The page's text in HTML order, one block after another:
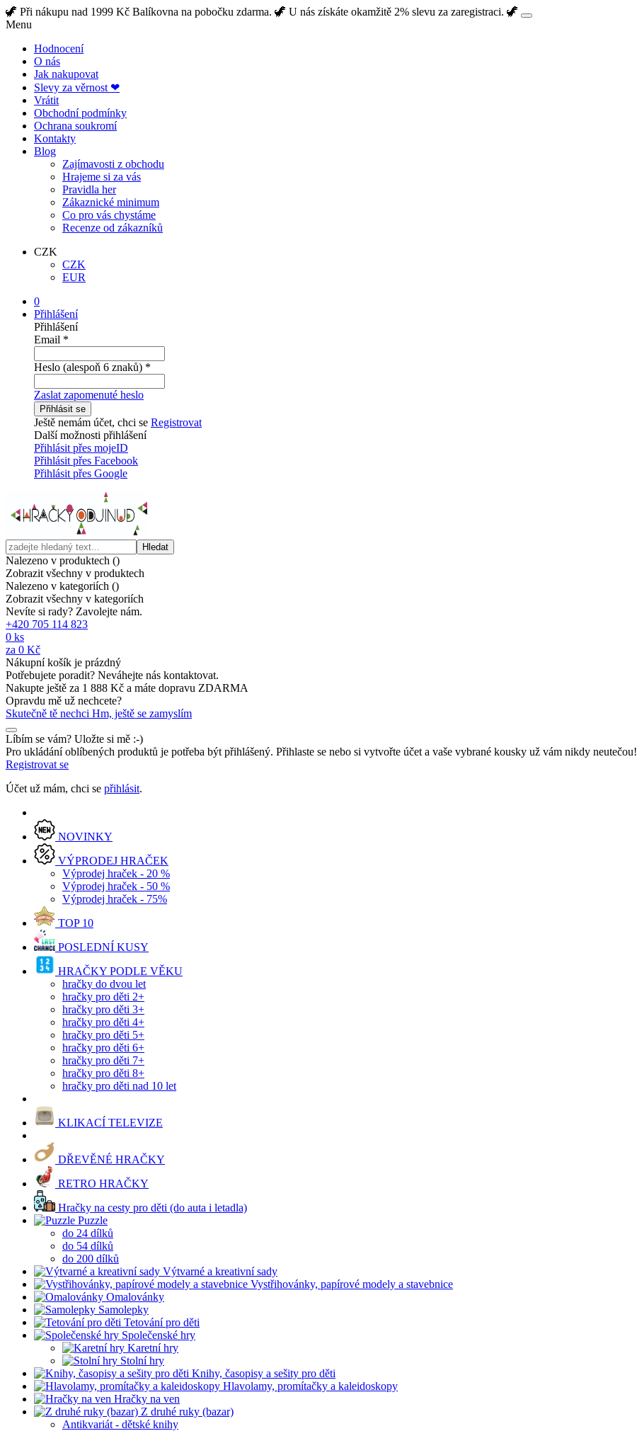
🦖 Při nákupu nad 1999 Kč Balíkovna na pobočku zdarma. 🦖 U nás získáte okamžitě 2% slevu za zaregistraci. 🦖
Menu
Hodnocení
O nás
Jak nakupovat
Slevy za věrnost ❤
Vrátit
Obchodní podmínky
Ochrana soukromí
Kontakty
Blog
Zajímavosti z obchodu
Hrajeme si za vás
Pravidla her
Zákaznické minimum
Co pro vás chystáme
Recenze od zákazníků
CZK
CZK
EUR
0
Přihlášení
Přihlášení
Email *
Heslo (alespoň 6 znaků) *
Zaslat zapomenuté heslo
Přihlásit se
Ještě nemám účet, chci se Registrovat
Další možnosti přihlášení
Přihlásit přes mojeID
Přihlásit přes Facebook
Přihlásit přes Google
Hledat
Nalezeno v produktech ()
Zobrazit všechny v produktech
Nalezeno v kategoriích ()
Zobrazit všechny v kategoriích
Nevíte si rady? Zavolejte nám.
+420 705 114 823
0 ks
za 0 Kč
Nákupní košík je prázdný
Potřebujete poradit? Neváhejte nás kontaktovat.
Nakupte ještě za 1 888 Kč a máte dopravu ZDARMA
Opravdu mě už nechcete?
Skutečně tě nechci Hm, ještě se zamyslím
Líbím se vám? Uložte si mě :-)
Pro ukládání oblíbených produktů je potřeba být přihlášený. Přihlaste se nebo si vytvořte účet a vaše vybrané kousky už vám nikdy neutečou!
Registrovat se
Účet už mám, chci se přihlásit.
NOVINKY
VÝPRODEJ HRAČEK
Výprodej hraček - 20 %
Výprodej hraček - 50 %
Výprodej hraček - 75%
TOP 10
POSLEDNÍ KUSY
HRAČKY PODLE VĚKU
hračky do dvou let
hračky pro děti 2+
hračky pro děti 3+
hračky pro děti 4+
hračky pro děti 5+
hračky pro děti 6+
hračky pro děti 7+
hračky pro děti 8+
hračky pro děti nad 10 let
KLIKACÍ TELEVIZE
DŘEVĚNÉ HRAČKY
RETRO HRAČKY
Hračky na cesty pro děti (do auta i letadla)
Puzzle
do 24 dílků
do 54 dílků
do 200 dílků
Výtvarné a kreativní sady
Vystřihovánky, papírové modely a stavebnice
Omalovánky
Samolepky
Tetování pro děti
Společenské hry
Karetní hry
Stolní hry
Knihy, časopisy a sešity pro děti
Hlavolamy, promítačky a kaleidoskopy
Hračky na ven
Z druhé ruky (bazar)
Antikvariát - dětské knihy